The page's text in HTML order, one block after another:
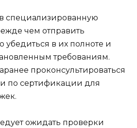
специализированную
чем отправить
убедиться в их полноте и
требованиям.
проконсультироваться
по сертификации для
ожидать проверки